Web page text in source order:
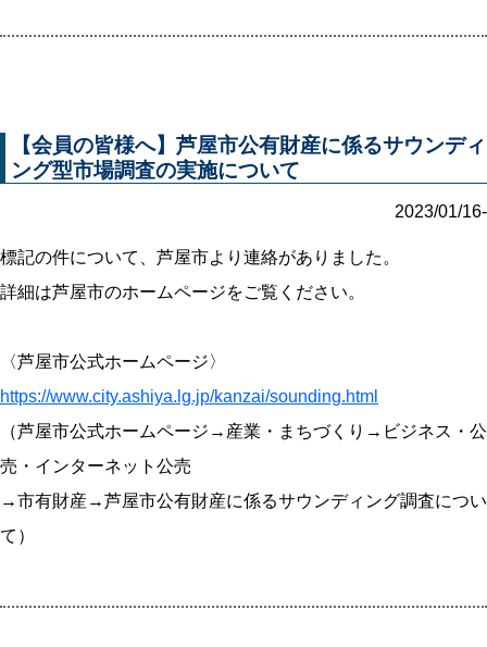
【会員の皆様へ】芦屋市公有財産に係るサウンディ
ング型市場調査の実施について
2023/01/16-
標記の件について、芦屋市より連絡がありました。
詳細は芦屋市のホームページをご覧ください。
〈芦屋市公式ホームページ〉
https://www.city.ashiya.lg.jp/kanzai/sounding.html
（芦屋市公式ホームページ→産業・まちづくり→ビジネス・公
売・インターネット公売
→市有財産→芦屋市公有財産に係るサウンディング調査につい
て）